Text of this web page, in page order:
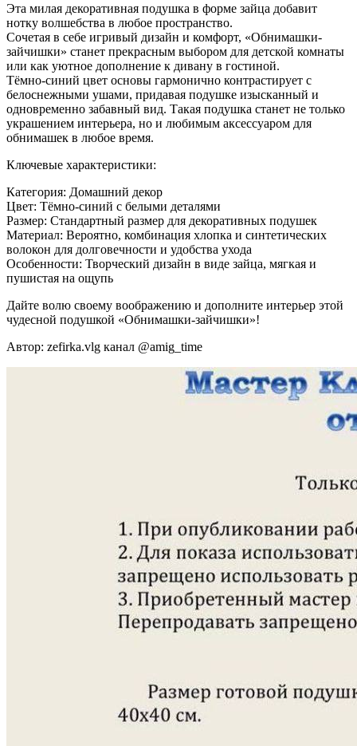
Эта милая декоративная подушка в форме зайца добавит
нотку волшебства в любое пространство.
Сочетая в себе игривый дизайн и комфорт, «Обнимашки-
зайчишки» станет прекрасным выбором для детской комнаты
или как уютное дополнение к дивану в гостиной.
Тёмно-синий цвет основы гармонично контрастирует с
белоснежными ушами, придавая подушке изысканный и
одновременно забавный вид. Такая подушка станет не только
украшением интерьера, но и любимым аксессуаром для
обнимашек в любое время.
Ключевые характеристики:
Категория: Домашний декор
Цвет: Тёмно-синий с белыми деталями
Размер: Стандартный размер для декоративных подушек
Материал: Вероятно, комбинация хлопка и синтетических
волокон для долговечности и удобства ухода
Особенности: Творческий дизайн в виде зайца, мягкая и
пушистая на ощупь
Дайте волю своему воображению и дополните интерьер этой
чудесной подушкой «Обнимашки-зайчишки»!
Автор: zefirka.vlg канал @amig_time